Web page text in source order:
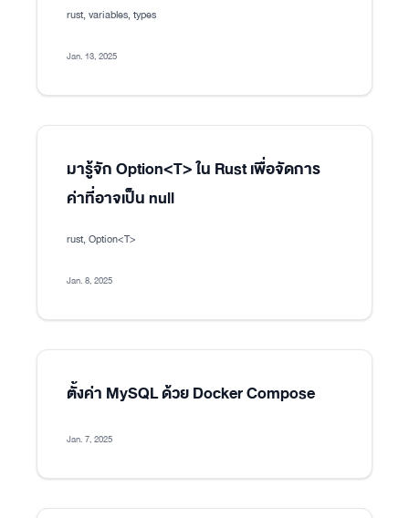
rust, variables, types
Jan. 13, 2025
มารู้จัก Option<T> ใน Rust เพื่อจัดการ
ค่าที่อาจเป็น null
rust, Option<T>
Jan. 8, 2025
ตั้งค่า MySQL ด้วย Docker Compose
Jan. 7, 2025